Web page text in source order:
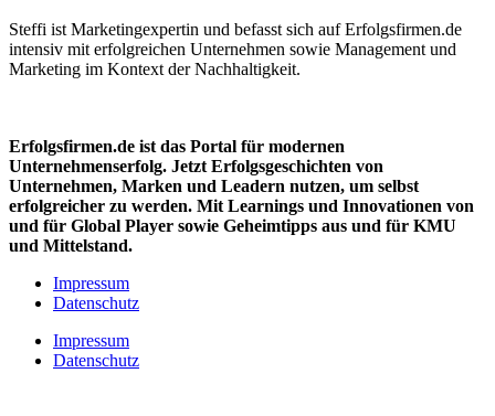
Steffi ist Marketingexpertin und befasst sich auf Erfolgsfirmen.de
intensiv mit erfolgreichen Unternehmen sowie Management und
Marketing im Kontext der Nachhaltigkeit.
Erfolgsfirmen.de ist das Portal für modernen
Unternehmenserfolg. Jetzt Erfolgsgeschichten von
Unternehmen, Marken und Leadern nutzen, um selbst
erfolgreicher zu werden. Mit Learnings und Innovationen von
und für Global Player sowie Geheimtipps aus und für KMU
und Mittelstand.
Impressum
Datenschutz
Impressum
Datenschutz